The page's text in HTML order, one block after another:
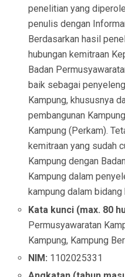
penelitian yang
penulis dengan
Berdasarkan hasil
hubungan kemitraan
Badan
baik sebagai
Kampung, khususnya
pembangunan
Kampung (Perkam).
kemitraan yang sudah
Kampung dengan
Kampung dalam
kampung dalam bidang
Kata kunci (max. 80
Permusyawaratan
Kampung, Kampung
NIM: 1102025331